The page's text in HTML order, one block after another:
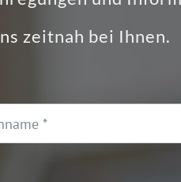
zeitnah bei Ihnen.